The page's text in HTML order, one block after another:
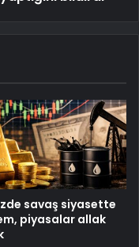
savaş siyasette
piyasalar allak